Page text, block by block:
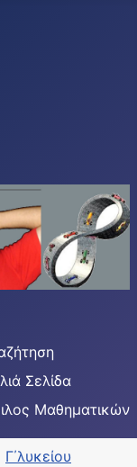
Σελίδα
Μαθηματικών
Γ΄λυκείου